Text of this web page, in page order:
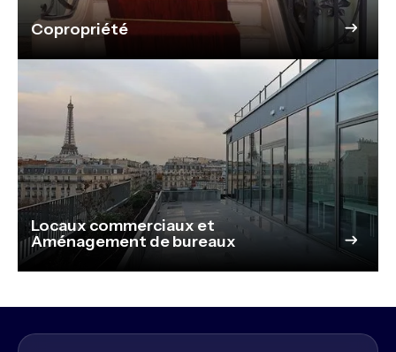
Copropriété
Locaux commerciaux et
Aménagement de bureaux